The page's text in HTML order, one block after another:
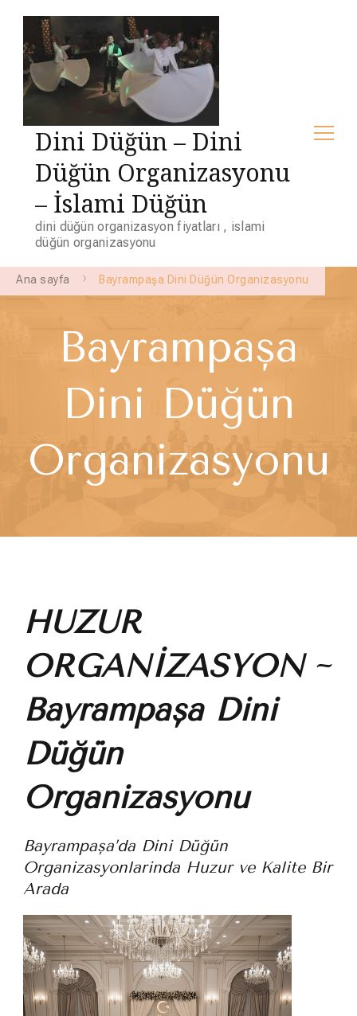
Dini Düğün – Dini
Düğün Organizasyonu
– İslami Düğün
dini düğün organizasyon fiyatları , islami
düğün organizasyonu
Ana sayfa Bayrampaşa Dini Düğün Organizasyonu
Bayrampaşa
Dini Düğün
Organizasyonu
HUZUR
ORGANİZASYON ~
Bayrampaşa Dini
Düğün
Organizasyonu
Bayrampaşa’da Dini Düğün
Organizasyonlarında Huzur ve Kalite Bir
Arada